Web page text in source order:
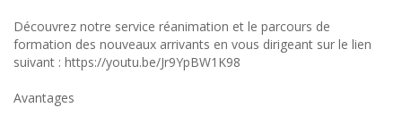
Découvrez notre service réanimation et le parcours de
formation des nouveaux arrivants en vous dirigeant sur le lien
suivant : https://youtu.be/Jr9YpBW1K98
Avantages